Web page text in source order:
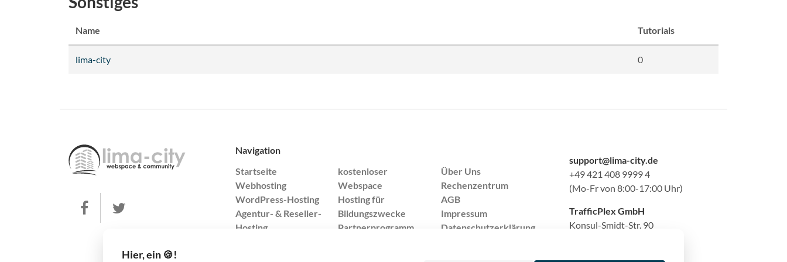
Name Tutorials
lima-city 0
Navigation
Startseite
Webhosting
WordPress-Hosting
Agentur- & Reseller-
Hosting
kostenloser
Webspace
Hosting für
Bildungszwecke
Partnerprogramm
Über Uns
Rechenzentrum
AGB
Impressum
Datenschutzerklärung
support@lima-city.de
+49 421 408 9999 4
(Mo-Fr von 8:00-17:00 Uhr)
TrafficPlex GmbH
Konsul-Smidt-Str. 90
Hier, ein 🍪!